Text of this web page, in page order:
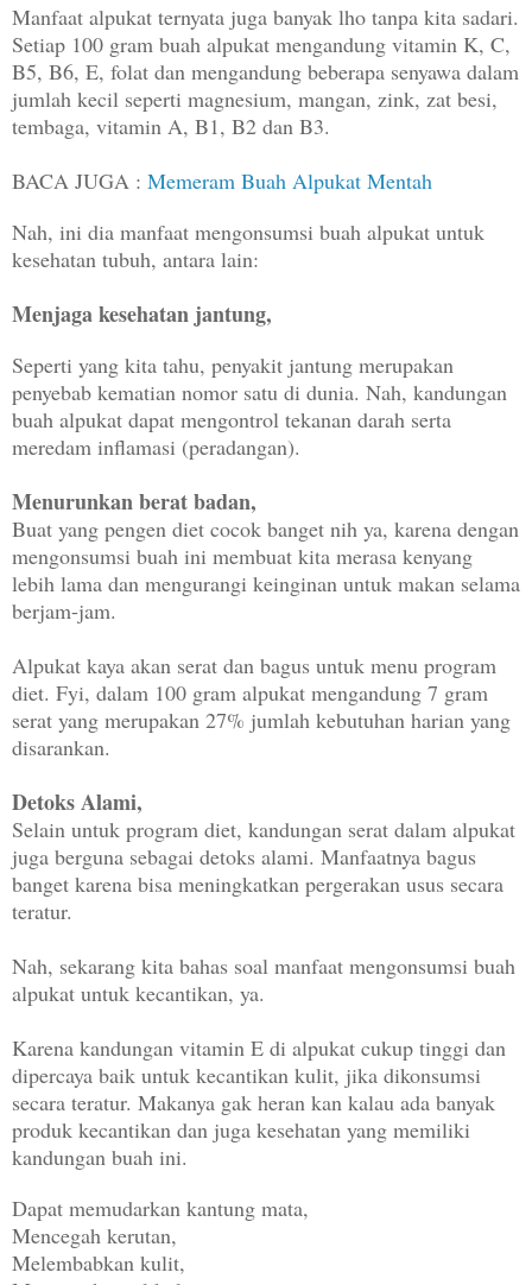
Manfaat alpukat ternyata juga banyak lho tanpa kita sadari.
Setiap 100 gram buah alpukat mengandung vitamin K, C,
B5, B6, E, folat dan mengandung beberapa senyawa dalam
jumlah kecil seperti magnesium, mangan, zink, zat besi,
tembaga, vitamin A, B1, B2 dan B3.
BACA JUGA : Memeram Buah Alpukat Mentah
Nah, ini dia manfaat mengonsumsi buah alpukat untuk
kesehatan tubuh, antara lain:
Menjaga kesehatan jantung,
Seperti yang kita tahu, penyakit jantung merupakan
penyebab kematian nomor satu di dunia. Nah, kandungan
buah alpukat dapat mengontrol tekanan darah serta
meredam inflamasi (peradangan).
Menurunkan berat badan,
Buat yang pengen diet cocok banget nih ya, karena dengan
mengonsumsi buah ini membuat kita merasa kenyang
lebih lama dan mengurangi keinginan untuk makan selama
berjam-jam.
Alpukat kaya akan serat dan bagus untuk menu program
diet. Fyi, dalam 100 gram alpukat mengandung 7 gram
serat yang merupakan 27% jumlah kebutuhan harian yang
disarankan.
Detoks Alami,
Selain untuk program diet, kandungan serat dalam alpukat
juga berguna sebagai detoks alami. Manfaatnya bagus
banget karena bisa meningkatkan pergerakan usus secara
teratur.
Nah, sekarang kita bahas soal manfaat mengonsumsi buah
alpukat untuk kecantikan, ya.
Karena kandungan vitamin E di alpukat cukup tinggi dan
dipercaya baik untuk kecantikan kulit, jika dikonsumsi
secara teratur. Makanya gak heran kan kalau ada banyak
produk kecantikan dan juga kesehatan yang memiliki
kandungan buah ini.
Dapat memudarkan kantung mata,
Mencegah kerutan,
Melembabkan kulit,